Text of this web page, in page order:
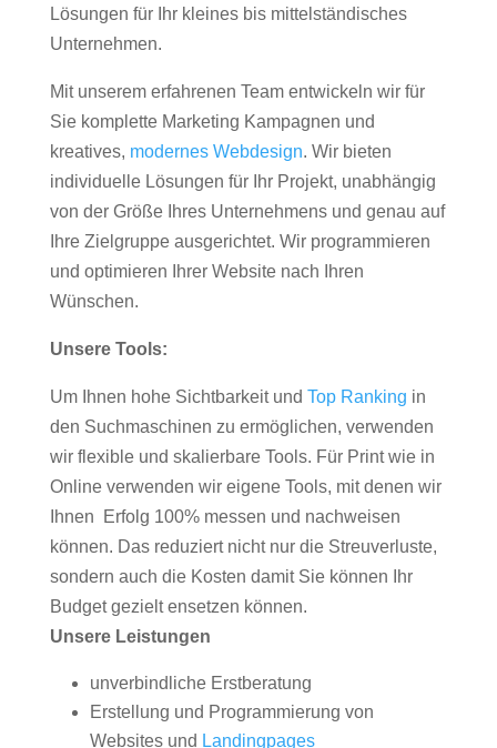
Lösungen für Ihr kleines bis mittelständisches
Unternehmen.
Mit unserem erfahrenen Team entwickeln wir für
Sie komplette Marketing Kampagnen und
kreatives, modernes Webdesign. Wir bieten
individuelle Lösungen für Ihr Projekt, unabhängig
von der Größe Ihres Unternehmens und genau auf
Ihre Zielgruppe ausgerichtet. Wir programmieren
und optimieren Ihrer Website nach Ihren
Wünschen.
Unsere Tools:
Um Ihnen hohe Sichtbarkeit und Top Ranking in
den Suchmaschinen zu ermöglichen, verwenden
wir flexible und skalierbare Tools. Für Print wie in
Online verwenden wir eigene Tools, mit denen wir
Ihnen Erfolg 100% messen und nachweisen
können. Das reduziert nicht nur die Streuverluste,
sondern auch die Kosten damit Sie können Ihr
Budget gezielt ensetzen können.
Unsere Leistungen
unverbindliche Erstberatung
Erstellung und Programmierung von
Websites und Landingpages